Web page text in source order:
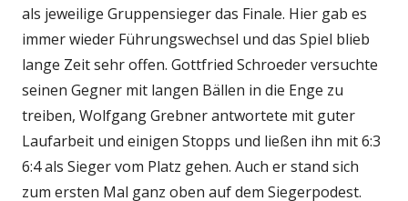
als jeweilige Gruppensieger das Finale. Hier gab es
immer wieder Führungswechsel und das Spiel blieb
lange Zeit sehr offen. Gottfried Schroeder versuchte
seinen Gegner mit langen Bällen in die Enge zu
treiben, Wolfgang Grebner antwortete mit guter
Laufarbeit und einigen Stopps und ließen ihn mit 6:3
6:4 als Sieger vom Platz gehen. Auch er stand sich
zum ersten Mal ganz oben auf dem Siegerpodest.